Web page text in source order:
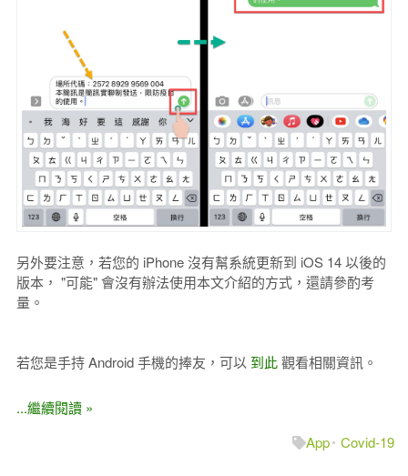
另外要注意，若您的 iPhone 沒有幫系統更新到 iOS 14 以後的
版本， "可能" 會沒有辦法使用本文介紹的方式，還請參酌考
量。
若您是手持 Android 手機的捧友，可以 到此觀看相關資訊。
...繼續閱讀 »
App Covid-19